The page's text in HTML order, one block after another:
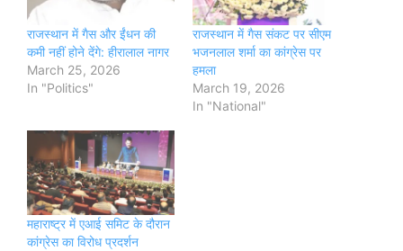
राजस्थान में गैस और ईंधन की
कमी नहीं होने देंगे: हीरालाल नागर
March 25, 2026
In "Politics"
राजस्थान में गैस संकट पर सीएम
भजनलाल शर्मा का कांग्रेस पर
हमला
March 19, 2026
In "National"
महाराष्ट्र में एआई समिट के दौरान
कांग्रेस का विरोध प्रदर्शन